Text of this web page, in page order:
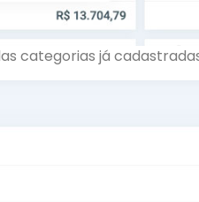
categorias já